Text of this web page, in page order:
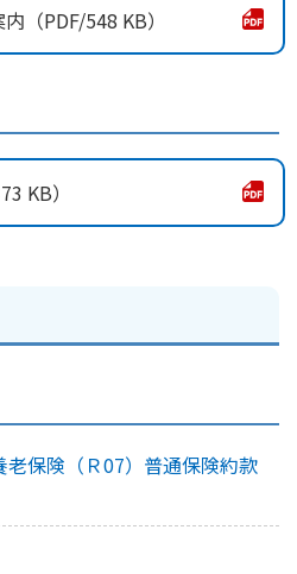
548 KB
KB
保険（Ｒ07）普通保険約款